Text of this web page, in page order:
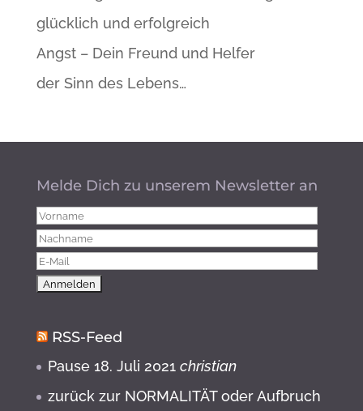
glücklich und erfolgreich
Angst – Dein Freund und Helfer
der Sinn des Lebens…
Melde Dich zu unserem Newsletter an
RSS-Feed
Pause 18. Juli 2021 christian
zurück zur NORMALITÄT oder Aufbruch